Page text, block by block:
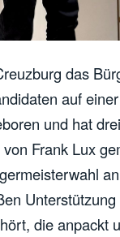
das
auf
und hat
Frank Lux
die anpackt